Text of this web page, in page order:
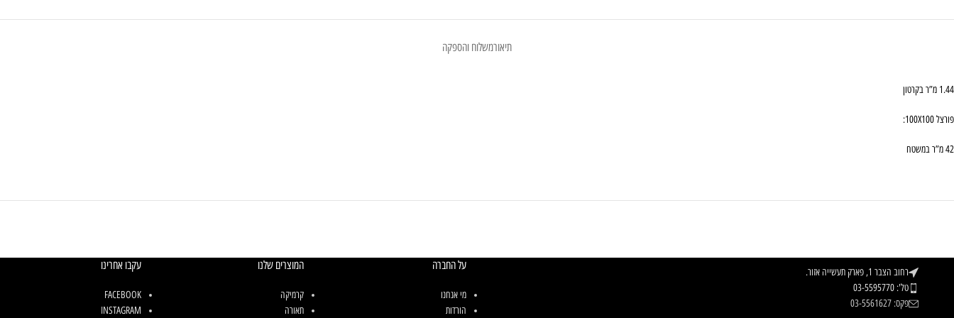
תיאורמשלוח והספקה
1.44 מ”ר בקרטון
פורצל 100X100:
42 מ”ר במשטח
רחוב הצבר 1, פארק תעשייה אזור.
טל': 03-5595770
פקס: 03-5561627
על החברה
מי אנחנו
הורדות
המוצרים שלנו
קרמיקה
תאורה
עקבו אחרינו
FACEBOOK
INSTAGRAM